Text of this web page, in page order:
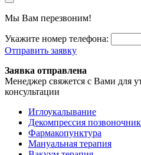
Мы Вам перезвоним!
Укажите номер телефона:
Отправить заявку
Заявка отправлена
Менеджер свяжется с Вами для
консультации
Иглоукалывание
Декомпрессия
Фармакопунктура
Мануальная терапия